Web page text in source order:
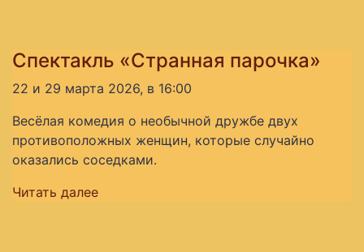
Спектакль «Странная парочка»
22 и 29 марта 2026, в 16:00
Весёлая комедия о необычной дружбе двух
противоположных женщин, которые случайно
оказались соседками.
Читать далее